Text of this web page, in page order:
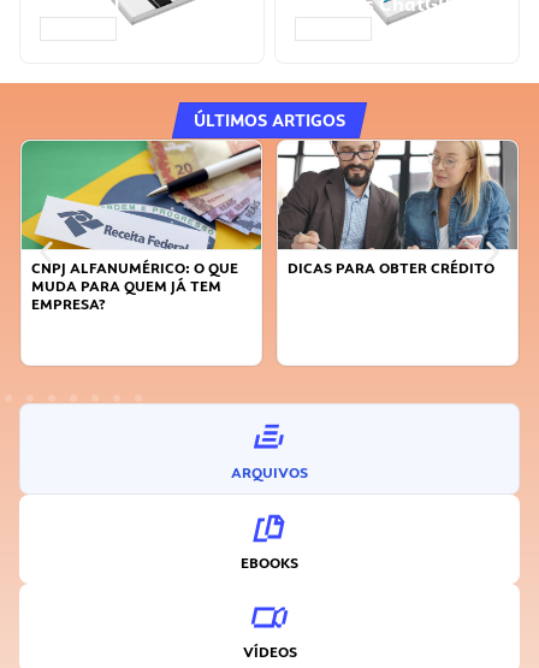
ÚLTIMOS ARTIGOS
DICAS PARA OBTER CRÉDITO
FAÇA A DIFERENÇA: SEJA
ARQUIVOS
EBOOKS
VÍDEOS